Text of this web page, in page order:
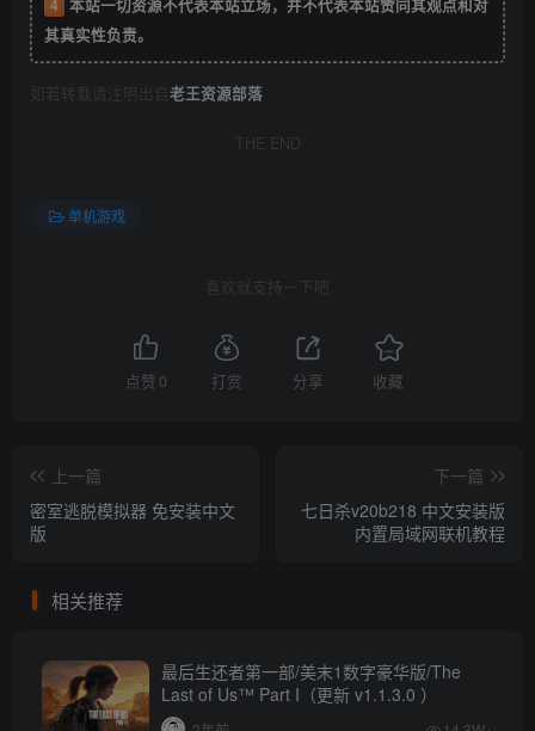
4 本站一切资源不代表本站立场，并不代表本站赞同其观点和对
其真实性负责。
如若转载请注明出自老王资源部落
THE END
单机游戏
喜欢就支持一下吧
点赞 0 打赏 分享 收藏
上一篇
密室逃脱模拟器 免安装中文
版
下一篇
七日杀v20b218 中文安装版
内置局域网联机教程
相关推荐
最后生还者第一部/美末1数字豪华版/The
Last of Us™ Part I（更新 v1.1.3.0 ）